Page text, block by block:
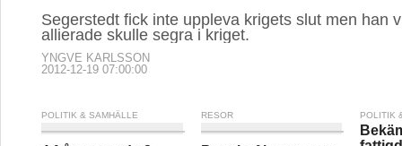
men det blev lite käbbel,
diverse åsikter som
pådyvlades oss stackars
hopbuntade
"sanningsmuppar", alla
över en kam.
HANS BERGGREN
2010-10-11 12:03:00
som älskade båtar roddes
över på en dag. Nu tar
man en katamaran
säger